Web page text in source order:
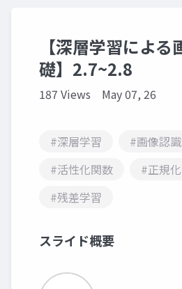
【深層学習によ
礎】2.7~2.8
187 Views May 07, 26
#深層学習
#画像認識
#活性化関数
#正規化
#残差学習
スライド概要